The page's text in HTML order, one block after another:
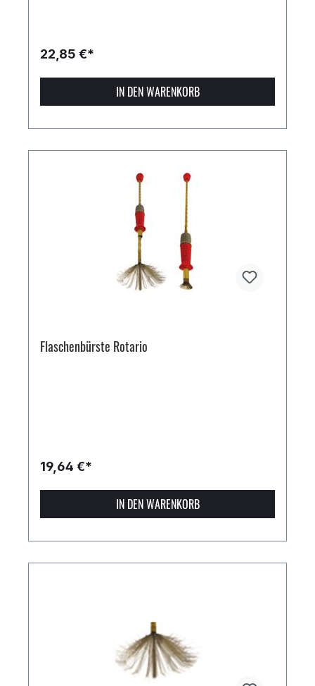
22,85 €*
IN DEN WARENKORB
Flaschenbürste Rotario
19,64 €*
IN DEN WARENKORB